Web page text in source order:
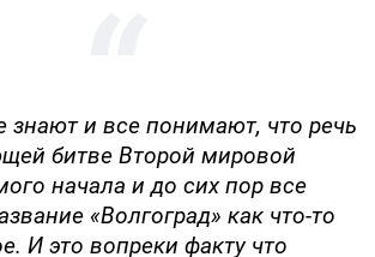
знают и все понимают, что речь
битве Второй мировой
начала и до сих пор все
«Волгоград» как что-то
И это вопреки факту что